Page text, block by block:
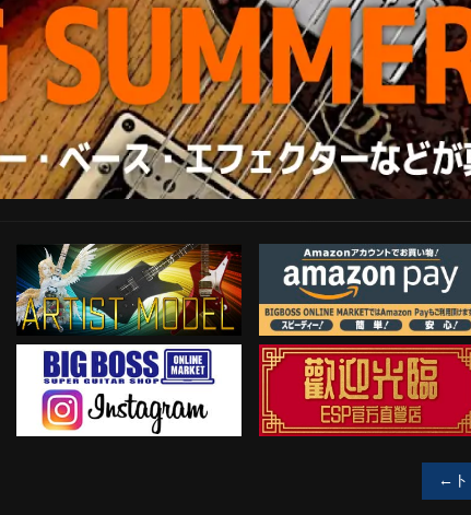
ARTIST MODEL Amazon Pay
Instagram 歓迎工臨
←ト